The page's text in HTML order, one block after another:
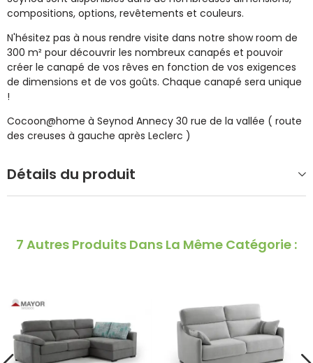
compositions, options, revêtements et couleurs.
N'hésitez pas à nous rendre visite dans notre show room de
300 m² pour découvrir les nombreux canapés et pouvoir
créer le canapé de vos rêves en fonction de vos exigences
de dimensions et de vos goûts. Chaque canapé sera unique
!
Cocoon@home à Seynod Annecy 30 rue de la vallée ( route
des creuses à gauche après Leclerc )
Détails du produit
7 Autres Produits Dans La Même Catégorie :